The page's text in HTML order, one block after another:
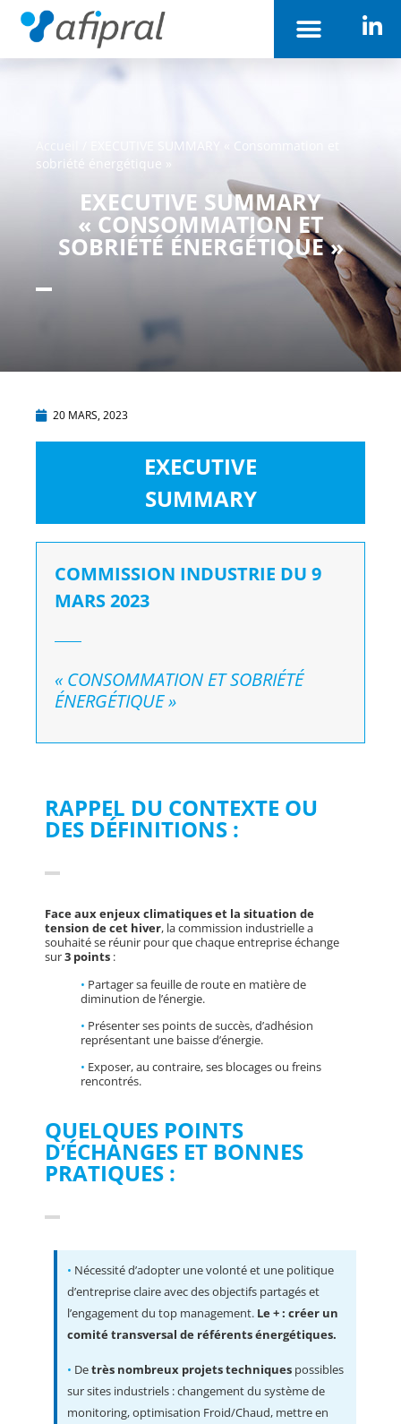
EXECUTIVE SUMMARY « Consommation et
sobriété énergétique »
EXECUTIVE SUMMARY
« CONSOMMATION ET
SOBRIÉTÉ ÉNERGÉTIQUE »
20 MARS, 2023
EXECUTIVE
SUMMARY
COMMISSION INDUSTRIE DU 9
MARS 2023
« CONSOMMATION ET SOBRIÉTÉ
ÉNERGÉTIQUE »
RAPPEL DU CONTEXTE OU
DES DÉFINITIONS :
Face aux enjeux climatiques et la situation de
tension de cet hiver, la commission industrielle a
souhaité se réunir pour que chaque entreprise échange
sur3 points :
• Partager sa feuille de route en matière de
diminution de l’énergie.
• Présenter ses points de succès, d’adhésion
représentant une baisse d’énergie.
• Exposer, au contraire, ses blocages ou freins
rencontrés.
QUELQUES POINTS
D’ÉCHANGES ET BONNES
PRATIQUES :
• Nécessité d’adopter une volonté et une politique
d’entreprise claire avec des objectifs partagés et
l’engagement du top management. Le + : créer un
comité transversal de référents énergétiques.
• Detrès nombreux projets techniquespossibles
sur sites industriels : changement du système de
monitoring, optimisation Froid/Chaud, mettre en